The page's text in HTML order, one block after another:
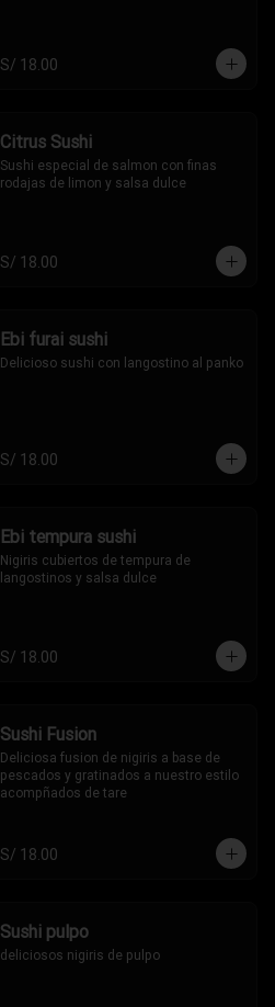
S/ 18.00
Citrus Sushi
Sushi especial de salmon con finas
rodajas de limon y salsa dulce
S/ 18.00
Ebi furai sushi
Delicioso sushi con langostino al panko
S/ 18.00
Ebi tempura sushi
Nigiris cubiertos de tempura de
langostinos y salsa dulce
S/ 18.00
Sushi Fusion
Deliciosa fusion de nigiris a base de
pescados y gratinados a nuestro estilo
acompñados de tare
S/ 18.00
Sushi pulpo
deliciosos nigiris de pulpo